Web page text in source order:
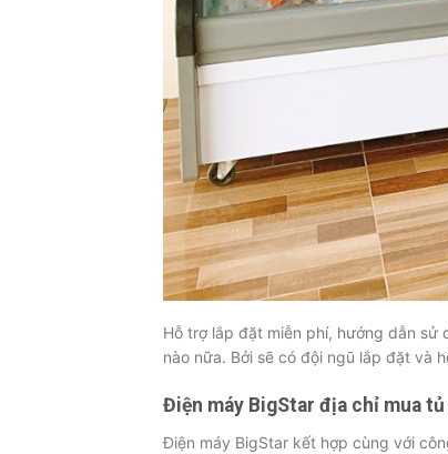
Hỗ trợ lắp đặt miễn phí, hướng dẫn sử
nào nữa. Bởi sẽ có đội ngũ lắp đặt và
Điện máy BigStar địa chỉ mua
Điện máy BigStar kết hợp cùng với